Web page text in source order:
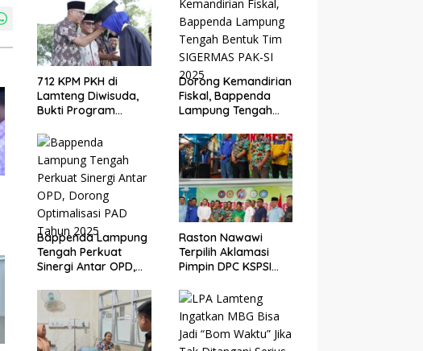
712 KPM PKH di
Lamteng Diwisuda,
Bukti Program
Ekonomi Warga
Dorong Kemandirian
Fiskal, Bappenda
Lampung Tengah
PAK-SI 2025
Bappenda Lampung
Tengah Perkuat
Sinergi Antar OPD,
PAD Tahun 2025
Raston Nawawi
Terpilih Aklamasi
Pimpin DPC KSPSI
Siap Perjuangkan
Kesejahteraan Buruh